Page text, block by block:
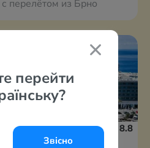
перейти
Звісно
перелётом из Брно
8.8